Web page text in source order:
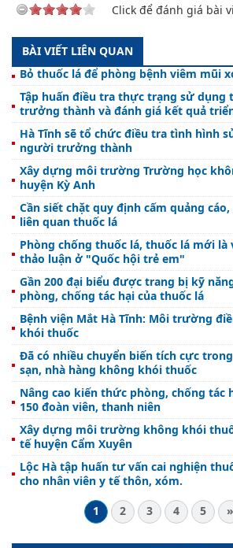
Click để đánh giá bài
BÀI VIẾT LIÊN QUAN
Bỏ thuốc lá để phòng bệnh viêm mũi
Tập huấn điều tra thực trạng sử dụng
trưởng thành và đánh giá kết quả
tại tỉnh Hà Tĩnh
Hà Tĩnh sẽ tổ chức điều tra tình hình
người trưởng thành
Xây dựng môi trường Trường học
huyện Kỳ Anh
Cần siết chặt quy định cấm quảng
liên quan thuốc lá
Phòng chống thuốc lá, thuốc lá mới là
thảo luận ở "Quốc hội trẻ em"
Gần 200 đại biểu được trang bị kỹ
phòng, chống tác hại của thuốc lá
Bệnh viện Mắt Hà Tĩnh: Môi trường
khói thuốc
Đã có nhiều chuyển biến tích cực
sạn, nhà hàng không khói thuốc
Nâng cao kiến thức phòng, chống tác
150 đoàn viên, thanh niên
Xây dựng môi trường không khói
tế huyện Cẩm Xuyên
Lộc Hà tập huấn tư vấn cai nghiện
cho nhân viên y tế thôn, xóm.
1
2 3 4 5 »